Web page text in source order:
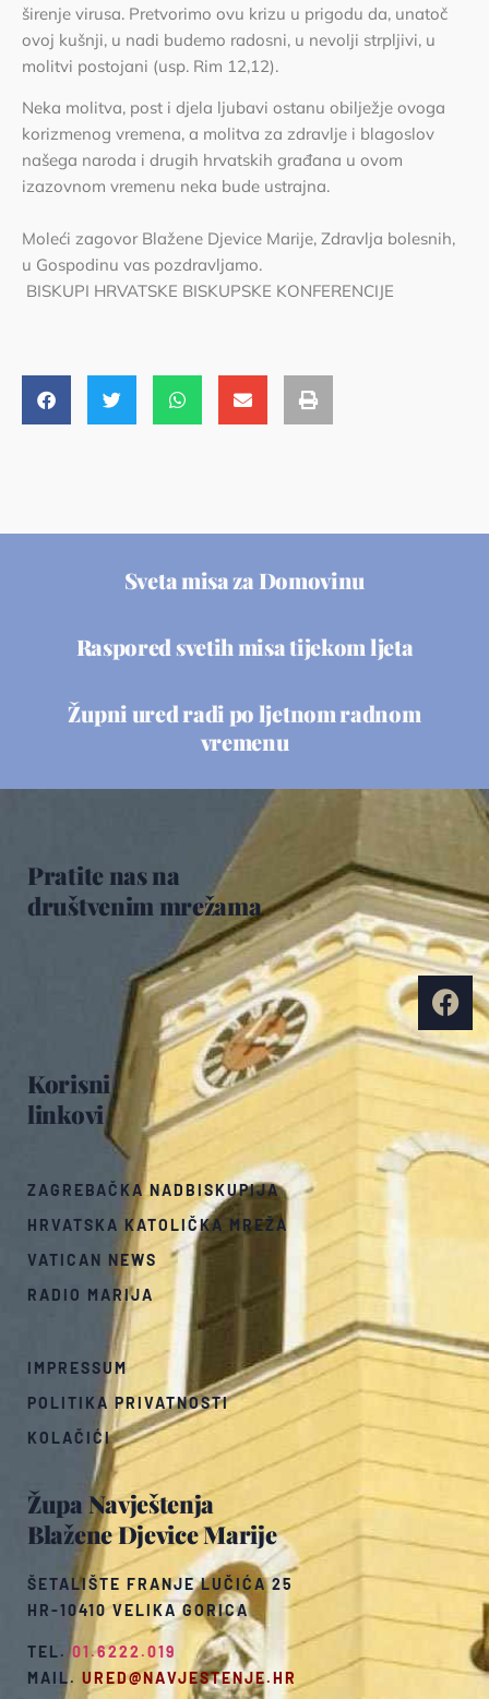
širenje virusa. Pretvorimo ovu krizu u prigodu da, unatoč
ovoj kušnji, u nadi budemo radosni, u nevolji strpljivi, u
molitvi postojani (usp. Rim 12,12).
Neka molitva, post i djela ljubavi ostanu obilježje ovoga
korizmenog vremena, a molitva za zdravlje i blagoslov
našega naroda i drugih hrvatskih građana u ovom
izazovnom vremenu neka bude ustrajna.
Moleći zagovor Blažene Djevice Marije, Zdravlja bolesnih,
u Gospodinu vas pozdravljamo.
BISKUPI HRVATSKE BISKUPSKE KONFERENCIJE
Sveta misa za Domovinu
Raspored svetih misa tijekom ljeta
Župni ured radi po ljetnom radnom
vremenu
Župa Navještenja
Blažene Djevice Marije
ŠETALIŠTE FRANJE LUČIĆA 25
HR-10410 VELIKA GORICA
TEL.01.6222.019
MAIL. URED@NAVJESTENJE.HR
Korisni
linkovi
ZAGREBAČKA NADBISKUPIJA
HRVATSKA KATOLIČKA MREŽA
VATICAN NEWS
RADIO MARIJA
IMPRESSUM
POLITIKA PRIVATNOSTI
KOLAČIĆI
Pratite nas na
društvenim mrežama